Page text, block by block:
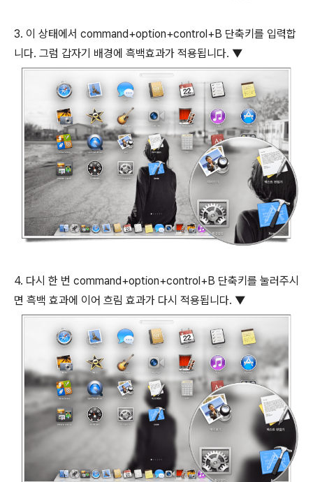
3. 이 상태에서 command+option+control +B 단축키를 입력합
니다. 그럼 갑자기 배경에 흑백효과가 적용됩니다. ▼
4. 다시 한 번 command+option+control+B 단축키를 눌러주시
면 흑백 효과에 이어 흐림 효과가 다시 적용됩니다. ▼